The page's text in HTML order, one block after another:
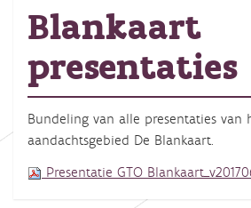
Blankaart
presentaties
Bundeling van alle presentaties van
aandachtsgebied De Blankaart.
Presentatie GTO